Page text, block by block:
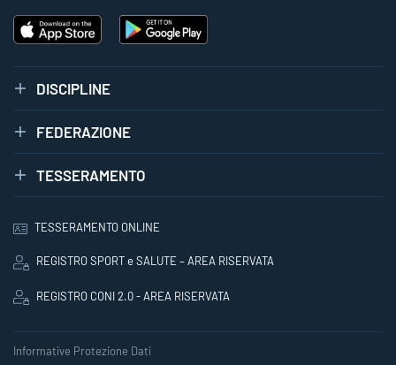
DISCIPLINE
FEDERAZIONE
TESSERAMENTO
TESSERAMENTO ONLINE
REGISTRO SPORT e SALUTE – AREA RISERVATA
REGISTRO CONI 2.0 - AREA RISERVATA
Informative Protezione Dati